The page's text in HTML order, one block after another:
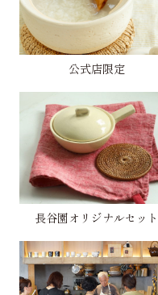
公式店限定
長谷園オリジナルセット